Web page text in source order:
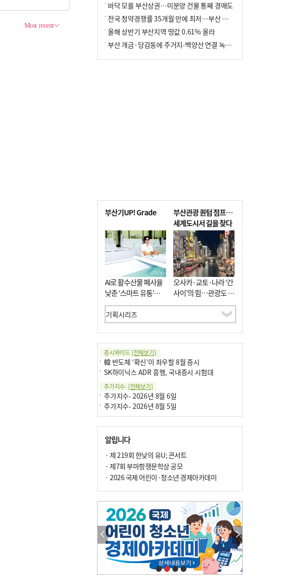
바닥 모를 부산상권…미분양 건물 통째 경매도
전국 청약경쟁률 35개월 만에 최저…부산 미분양 ‘적체’ 심화
올해 상반기 부산지역 땅값 0.61% 올라
부산 개금·당감동에 주거지-백양산 연결 녹지 조성
부산기UP! Grade
AI로 활수산물 폐사율
낮춘 ‘스마트 유통’…
사막·산악지대 수출
도전
부산관광 퀀텀 점프…
세계도시서 길을 찾다
오사카·교토·나라 ‘간
사이’의 힘…관광도 뭉
쳐야 흥한다
증시와이드 [전체보기]
韓 반도체 ‘확신’이 좌우할 8월 증시
SK하이닉스 ADR 흥행, 국내증시 시험대
주가지수- [전체보기]
주가지수- 2026년 8월 6일
주가지수- 2026년 8월 5일
알립니다
· 제 219회 한낮의 유U; 콘서트
· 제7회 부마항쟁문학상 공모
· 2026 국제 어린이·청소년 경제아카데미